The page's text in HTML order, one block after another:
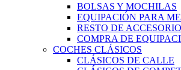
BOLSAS Y MOCHILAS
EQUIPACIÓN PARA
RESTO DE
COMPRA DE
COCHES CLÁSICOS
CLÁSICOS DE CALLE